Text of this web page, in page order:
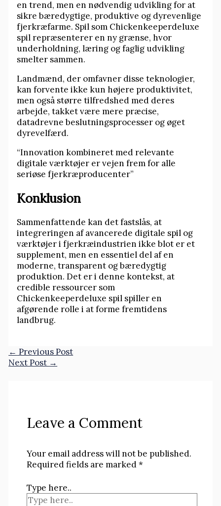
en trend, men en nødvendig udvikling for at
sikre bæredygtige, produktive og dyrevenlige
fjerkræfarme. Spil som Chickenkeeperdeluxe
spil repræsenterer en ny grænse, hvor
underholdning, læring og faglig udvikling
smelter sammen.
Landmænd, der omfavner disse teknologier,
kan forvente ikke kun højere produktivitet,
men også større tilfredshed med deres
arbejde, takket være mere præcise,
datadrevne beslutningsprocesser og øget
dyrevelfærd.
“Innovation kombineret med relevante
digitale værktøjer er vejen frem for alle
seriøse fjerkræproducenter”
Konklusion
Sammenfattende kan det fastslås, at
integreringen af avancerede digitale spil og
værktøjer i fjerkræindustrien ikke blot er et
supplement, men en essentiel del af en
moderne, transparent og bæredygtig
produktion. Det er i denne kontekst, at
credible ressourcer som
Chickenkeeperdeluxe spil spiller en
afgørende rolle i at forme fremtidens
landbrug.
← Previous Post
Next Post →
Leave a Comment
Your email address will not be published.
Required fields are marked*
Type here..